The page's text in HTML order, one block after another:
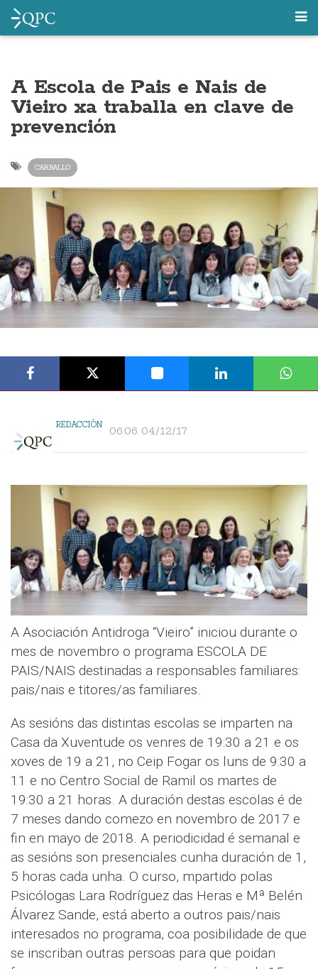
A Escola de Pais e Nais de
Vieiro xa traballa en clave de
prevención
CARBALLO
REDACCIÓN 06:06 04/12/17
A Asociación Antidroga “Vieiro” iniciou durante o
mes de novembro o programa ESCOLA DE
PAIS/NAIS destinadas a responsables familiares:
pais/nais e titores/as familiares.
As sesións das distintas escolas se imparten na
Casa da Xuventude os venres de 19:30 a 21 e os
xoves de 19 a 21, no Ceip Fogar os luns de 9:30 a
11 e no Centro Social de Ramil os martes de
19:30 a 21 horas. A duración destas escolas é de
7 meses dando comezo en novembro de 2017 e
fin en mayo de 2018. A periodicidad é semanal e
as sesións son presenciales cunha duración de 1,
5 horas cada unha. O curso, mpartido polas
Psicólogas Lara Rodríguez das Heras e Mª Belén
Álvarez Sande, está aberto a outros pais/nais
interesados no programa, coa posibilidade de que
se inscriban outras persoas para que poidan